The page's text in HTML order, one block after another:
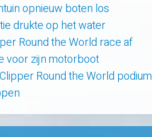
opnieuw boten los
drukte op het water
Round the World race af
voor zijn motorboot
Round the World podium